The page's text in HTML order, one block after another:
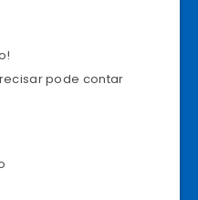
pode contar